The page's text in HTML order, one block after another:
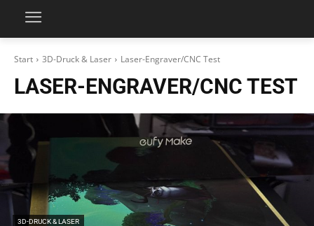
Start 3D-Druck & Laser Laser-Engraver/CNC Test
LASER-ENGRAVER/CNC TEST
3D-DRUCK & LASER